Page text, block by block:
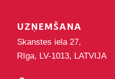
UZŅEMŠANA
Skanstes iela 27,
Rīga, LV-1013, LATVIJA